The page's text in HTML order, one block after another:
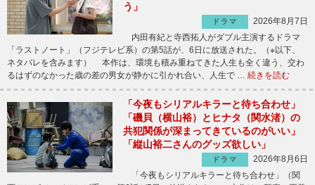
う」
ドラマ
2026年8月7日
内田有紀と寺西拓人がダブル主演するドラマ
「ラストノート」（フジテレビ系）の第5話が、6日に放送された。（※以下、
ネタバレを含みます） 本作は、環境も積み重ねてきた人生も全く違う、交わ
るはずのなかった歳の差の男女が静かに引かれ合い、人生で … 続きを読む
「今夜もシリアルキラーと待ち合わせ」
「磯貝（横山裕）とヒナタ（関水渚）の
共犯関係が深まってきているのがいい」
「縦山裕二さんのグッズ欲しい」
ドラマ
2026年8月6日
「今夜もシリアルキラーと待ち合わせ」（関